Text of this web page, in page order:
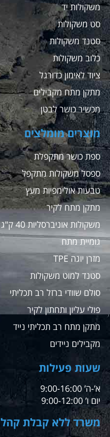
משקולות יד
סט משקולות
סטנד משקולות
כלוב משקולות
ציוד לאימון כדורגל
מתקן מתח מקבילים
מכשיר כושר לבטן
מוצרים מומלצים
ספת כושר מתקפלת
ספסל משקולות מתקפל
טבעות אולימפיות מעץ
מתקן מתח לקיר
משקולות אוניברסליות 40 ק"ג
גומיית מתח
מזרן יוגה TPE
סטנד למוט משקולות
סולם שוודי ברזל רב תכליתי
פולי עליון ותחתון לקיר
מתקן מתח רב תכליתי נייד
מקבילים ניידים
שעות פעילות
א’-ה’ 9:00-16:00
יום ו’ 9:00-12:00
משרד ללא קבלת קהל